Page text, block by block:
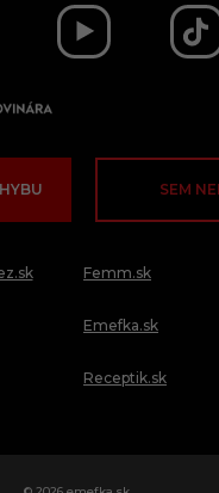
SEM
Femm.sk
Emefka.sk
Receptik.sk